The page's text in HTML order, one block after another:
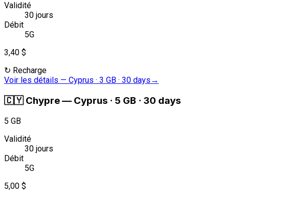
Validité
30 jours
Débit
5G
3,40 $
↻ Recharge
Voir les détails — Cyprus · 3 GB · 30 days →
🇨🇾 Chypre— Cyprus · 5 GB · 30 days
5 GB
Validité
30 jours
Débit
5G
5,00 $